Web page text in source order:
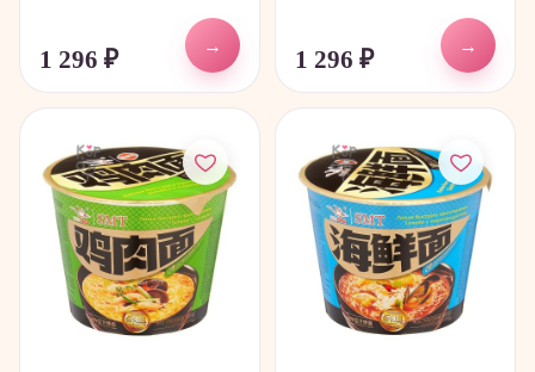
1 296 ₽
→
1 296 ₽
→